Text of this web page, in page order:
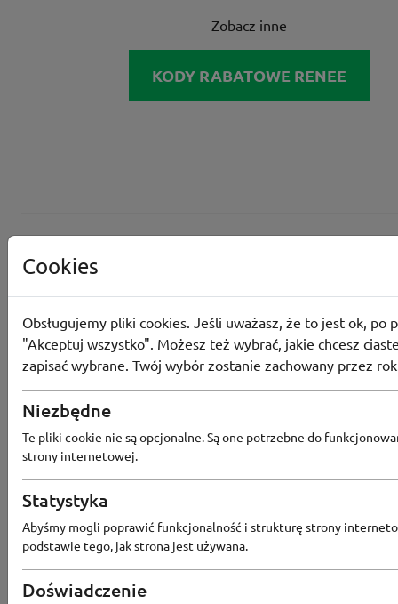
Zobacz inne
KODY RABATOWE RENEE
Converse
Programu Lojalnościowego
Converse
Cookies
Obsługujemy pliki cookies. Jeśli uważasz, że to jest ok, po
"Akceptuj wszystko". Możesz też wybrać, jakie chcesz
zapisać wybrane. Twój wybór zostanie zachowany przez
Niezbędne
Te pliki cookie nie są opcjonalne. Są one potrzebne do
strony internetowej.
Statystyka
Abyśmy mogli poprawić funkcjonalność i strukturę strony
podstawie tego, jak strona jest używana.
Doświadczenie